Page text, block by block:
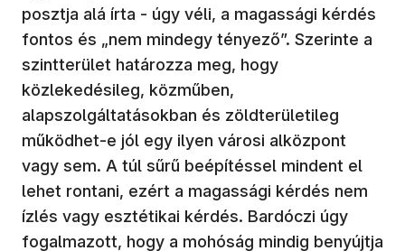
posztja alá írta - úgy véli, a magassági kérdés
fontos és „nem mindegy tényező”. Szerinte a
szintterület határozza meg, hogy
közlekedésileg, közműben,
alapszolgáltatásokban és zöldterületileg
működhet-e jól egy ilyen városi alközpont
vagy sem. A túl sűrű beépítéssel mindent el
lehet rontani, ezért a magassági kérdés nem
ízlés vagy esztétikai kérdés. Bardóczi úgy
fogalmazott, hogy a mohóság mindig benyújtja